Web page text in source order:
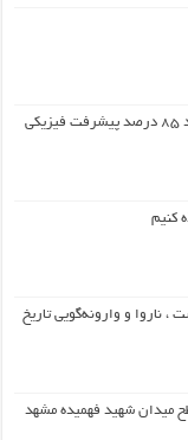
طراحی شهری محدوده قلعه وکیل‌آباد ۸۵ درصد پیشرفت فیزیکی
کنیم
، ناروا و وارونه‌گویی تاریخ
میدان شهید فهمیده مشهد